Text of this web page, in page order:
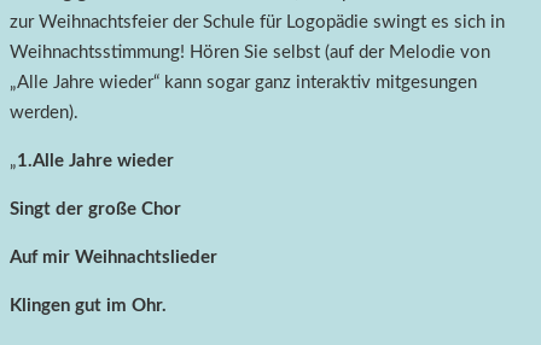
zur Weihnachtsfeier der Schule für Logopädie swingt es sich in
Weihnachtsstimmung! Hören Sie selbst (auf der Melodie von
„Alle Jahre wieder“ kann sogar ganz interaktiv mitgesungen
werden).
„1.Alle Jahre wieder
Singt der große Chor
Auf mir Weihnachtslieder
Klingen gut im Ohr.